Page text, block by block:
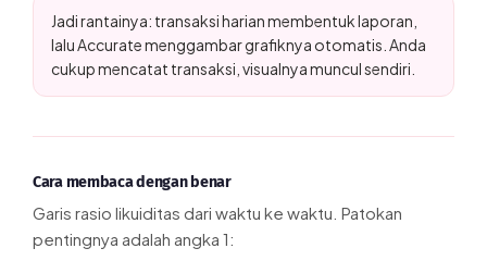
Jadi rantainya: transaksi harian membentuk laporan,
lalu Accurate menggambar grafiknya otomatis. Anda
cukup mencatat transaksi, visualnya muncul sendiri.
Cara membaca dengan benar
Garis rasio likuiditas dari waktu ke waktu. Patokan
pentingnya adalah angka 1: